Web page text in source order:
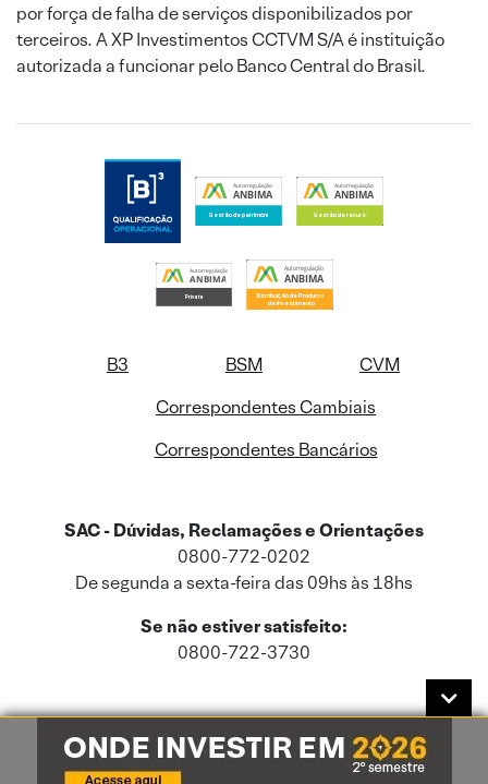
por força de falha de serviços disponibilizados por
terceiros. A XP Investimentos CCTVM S/A é instituição
autorizada a funcionar pelo Banco Central do Brasil.
B3 BSM
CVM
Correspondentes Cambiais
Correspondentes Bancários
SAC - Dúvidas, Reclamações e Orientações
0800-772-0202
De segunda a sexta-feira das 09hs às 18hs
Se não estiver satisfeito:
0800-722-3730
Este site usa cookies e dados pessoais de acordo com a nossaPolítica de
Cookies
e a nossaPolítica de Privacidade.